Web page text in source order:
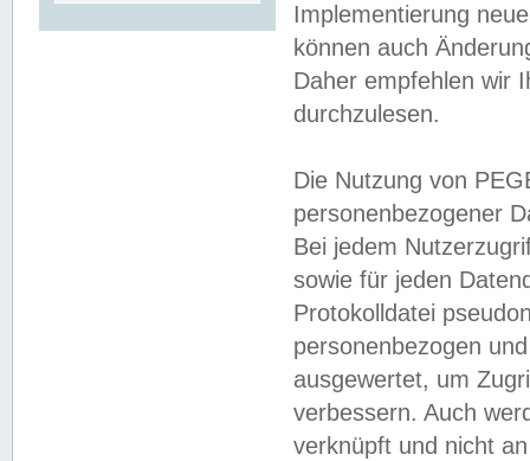
Implementierung
können auch
Daher empfehlen wir
durchzulesen.
Die Nutzung von
personenbezogener
Bei jedem
sowie für jeden
Protokolldatei
personenbezogen
ausgewertet, um
verbessern. Auch
verknüpft und nicht